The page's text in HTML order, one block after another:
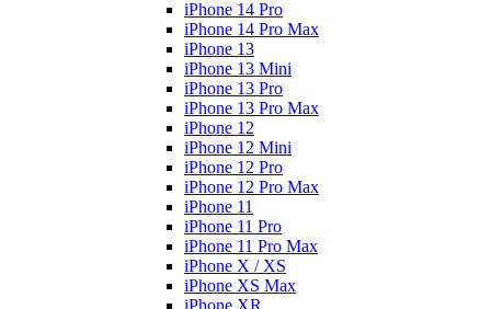
iPhone 14 Pro
iPhone 14 Pro Max
iPhone 13
iPhone 13 Mini
iPhone 13 Pro
iPhone 13 Pro Max
iPhone 12
iPhone 12 Mini
iPhone 12 Pro
iPhone 12 Pro Max
iPhone 11
iPhone 11 Pro
iPhone 11 Pro Max
iPhone X / XS
iPhone XS Max
iPhone XR